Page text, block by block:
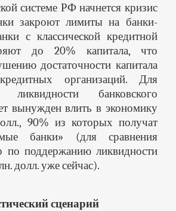
системе РФ начнется кризис
закроют лимиты на банки-
с классической кредитной
до 20% капитала, что
достаточности капитала
организаций. Для
ликвидности банковского
вынужден влить в экономику
90% из которых получат
банки» (для сравнения
поддержанию ликвидности
долл. уже сейчас).
сценарий